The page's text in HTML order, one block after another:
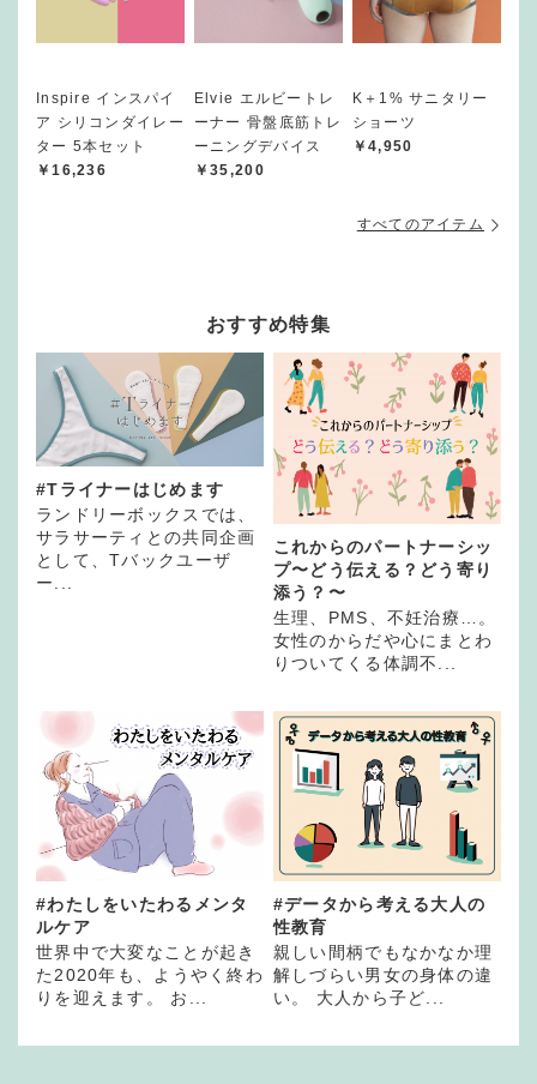
Inspire インスパイ
ア シリコンダイレー
ター 5本セット
￥16,236
Elvie エルビートレ
ーナー 骨盤底筋トレ
ーニングデバイス
￥35,200
K＋1% サニタリー
ショーツ
￥4,950
すべてのアイテム
おすすめ特集
#Tライナーはじめます
ランドリーボックスでは、
サラサーティとの共同企画
として、Tバックユーザ
ー...
これからのパートナーシッ
プ〜どう伝える？どう寄り
添う？〜
生理、PMS、不妊治療…。
女性のからだや心にまとわ
りついてくる体調不...
#わたしをいたわるメンタ
ルケア
世界中で大変なことが起き
た2020年も、ようやく終わ
りを迎えます。 お...
#データから考える大人の
性教育
親しい間柄でもなかなか理
解しづらい男女の身体の違
い。 大人から子ど...